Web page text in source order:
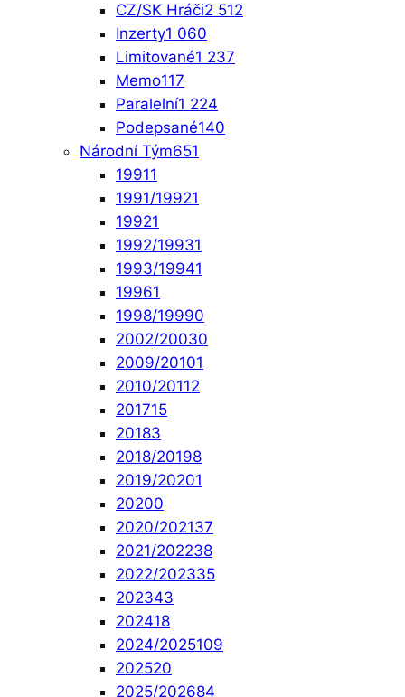
CZ/SK Hráči2 512
Inzerty1 060
Limitované1 237
Memo117
Paralelní1 224
Podepsané140
Národní Tým651
19911
1991/19921
19921
1992/19931
1993/19941
19961
1998/19990
2002/20030
2009/20101
2010/20112
201715
20183
2018/20198
2019/20201
20200
2020/202137
2021/202238
2022/202335
202343
202418
2024/2025109
202520
2025/202684